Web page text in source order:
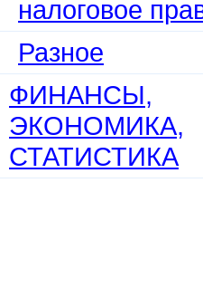
налоговое
Разное
ФИНАНСЫ,
ЭКОНОМИКА,
СТАТИСТИКА